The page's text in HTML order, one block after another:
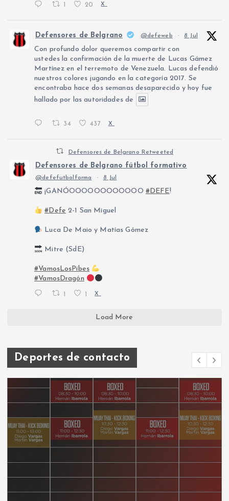
1 20 X
Defensores de Belgrano @defeweb · 8 Jul
Con profundo dolor queremos compartir con
ustedes la confirmación de la muerte de Lucas Gámez
Martínez en el terremoto de Venezuela. Lucas defendió
nuestros colores jugando en la categoría 2017. Se
encontraba hace dos semanas desaparecido y hoy fue
hallado por las autoridades de
34 437 X
Defensores de Belgrano Retweeted
Defensores de Belgrano fútbol formativo
@defefutbolforma · 8 Jul
¡GANÓOOOOOOOOOOOO #DEFE!
#Defe 2-1 San Miguel
Luca De Maio y Matías Gómez
Mitre (SdE)
#VamosLosPibes
#VamosDragón
1 1 X
Load More
Deportes de contacto